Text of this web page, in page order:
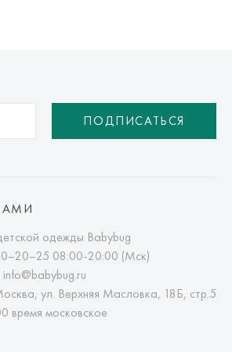
ПОДПИСАТЬСЯ
одежды Babybug
08:00-20:00 (Мск)
info@babybug.ru
ул. Верхняя Масловка, 18Б, стр.5
время московское